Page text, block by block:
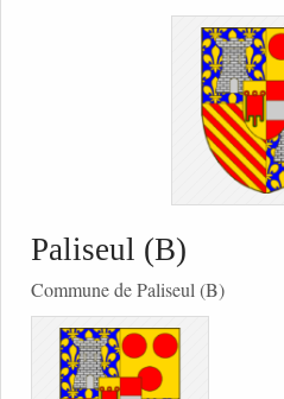
Paliseul (B)
Commune de Paliseul (B)